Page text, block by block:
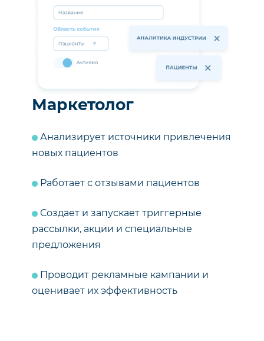
Маркетолог
Анализирует источники привлечения
новых пациентов
Работает с отзывами пациентов
Создает и запускает триггерные
рассылки, акции и специальные
предложения
Проводит рекламные кампании и
оценивает их эффективность